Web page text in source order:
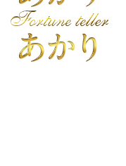
Skip
content